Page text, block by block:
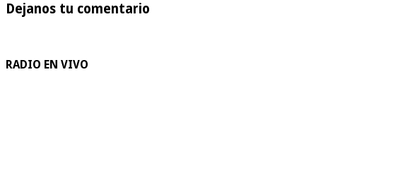
Dejanos tu comentario
RADIO EN VIVO